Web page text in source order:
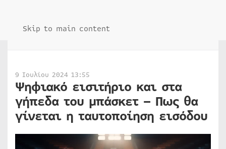
Skip to main content
9 Ιουλίου 2024 13:55
Ψηφιακό εισιτήριο και στα
γήπεδα του μπάσκετ – Πως θα
γίνεται η ταυτοποίηση εισόδου